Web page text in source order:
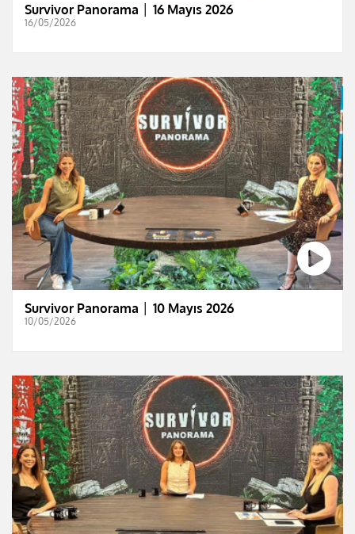
Survivor Panorama │ 16 Mayıs 2026
16/05/2026
Survivor Panorama │ 10 Mayıs 2026
10/05/2026